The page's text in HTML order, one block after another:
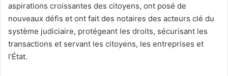
aspirations croissantes des citoyens, ont posé de
nouveaux défis et ont fait des notaires des acteurs clé du
système judiciaire, protégeant les droits, sécurisant les
transactions et servant les citoyens, les entreprises et
l’État.